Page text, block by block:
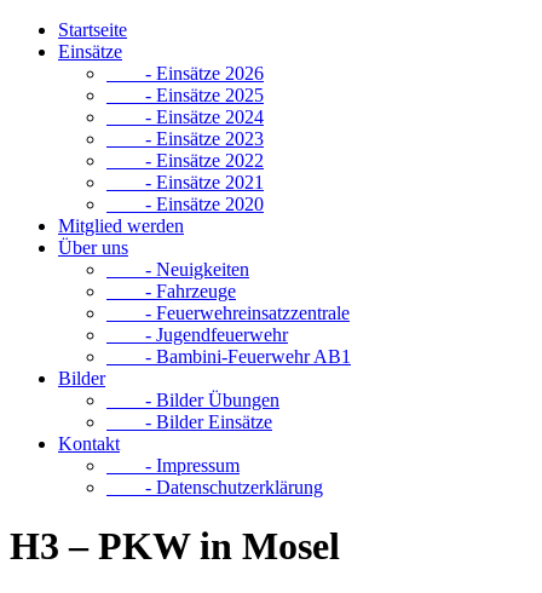
Startseite
Einsätze
- Einsätze 2026
- Einsätze 2025
- Einsätze 2024
- Einsätze 2023
- Einsätze 2022
- Einsätze 2021
- Einsätze 2020
Mitglied werden
Über uns
- Neuigkeiten
- Fahrzeuge
- Feuerwehreinsatzzentrale
- Jugendfeuerwehr
- Bambini-Feuerwehr AB1
Bilder
- Bilder Übungen
- Bilder Einsätze
Kontakt
- Impressum
- Datenschutzerklärung
H3 – PKW in Mosel